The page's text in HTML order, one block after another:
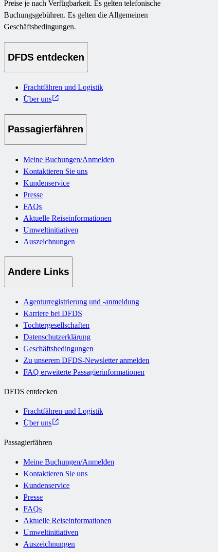
Preise je nach Verfügbarkeit. Es gelten telefonische
Buchungsgebühren. Es gelten die Allgemeinen
Geschäftsbedingungen.
DFDS entdecken
Frachtfähren und Logistik
Über uns
Passagierfähren
Meine Buchungen/Anmelden
Kontaktieren Sie uns
Kundenservice
Presse
FAQs
Aktuelle Reiseinformationen
Umweltinitiativen
Auszeichnungen
Andere Links
Agenturregistrierung und -anmeldung
Karriere bei DFDS
Tochtergesellschaften
Datenschutzerklärung
Geschäftsbedingungen
Zu unserem DFDS-Newsletter anmelden
FAQ erweiterte Passagierinformationen
DFDS entdecken
Frachtfähren und Logistik
Über uns
Passagierfähren
Meine Buchungen/Anmelden
Kontaktieren Sie uns
Kundenservice
Presse
FAQs
Aktuelle Reiseinformationen
Umweltinitiativen
Auszeichnungen